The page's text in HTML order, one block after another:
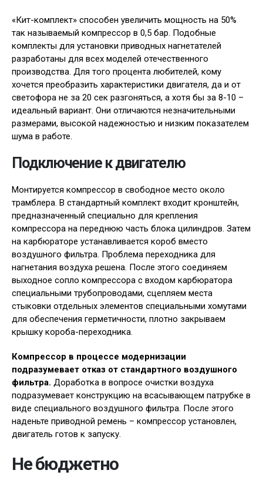
«Кит-комплект» способен увеличить мощность на 50%
так называемый компрессор в 0,5 бар. Подобные
комплекты для установки приводных нагнетателей
разработаны для всех моделей отечественного
производства. Для того процента любителей, кому
хочется преобразить характеристики двигателя, да и от
светофора не за 20 сек разгоняться, а хотя бы за 8-10 –
идеальный вариант. Они отличаются незначительными
размерами, высокой надежностью и низким показателем
шума в работе.
Подключение к двигателю
Монтируется компрессор в свободное место около
трамблера. В стандартный комплект входит кронштейн,
предназначенный специально для крепления
компрессора на переднюю часть блока цилиндров. Затем
на карбюраторе устанавливается короб вместо
воздушного фильтра. Проблема переходника для
нагнетания воздуха решена. После этого соединяем
выходное сопло компрессора с входом карбюратора
специальными трубопроводами, сцепляем места
стыковки отдельных элементов специальными хомутами
для обеспечения герметичности, плотно закрываем
крышку короба-переходника.
Компрессор в процессе модернизации
подразумевает отказ от стандартного воздушного
фильтра. Доработка в вопросе очистки воздуха
подразумевает конструкцию на всасывающем патрубке в
виде специального воздушного фильтра. После этого
наденьте приводной ремень – компрессор установлен,
двигатель готов к запуску.
Не бюджетно